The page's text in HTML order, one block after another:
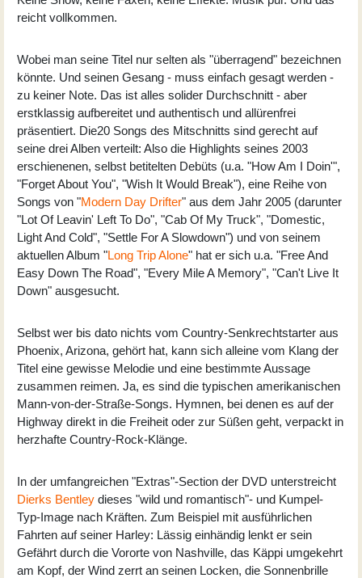
reicht vollkommen.
Wobei man seine Titel nur selten als "überragend" bezeichnen
könnte. Und seinen Gesang - muss einfach gesagt werden -
zu keiner Note. Das ist alles solider Durchschnitt - aber
erstklassig aufbereitet und authentisch und allürenfrei
präsentiert. Die20 Songs des Mitschnitts sind gerecht auf
seine drei Alben verteilt: Also die Highlights seines 2003
erschienenen, selbst betitelten Debüts (u.a. "How Am I Doin'",
"Forget About You", "Wish It Would Break"), eine Reihe von
Songs von "Modern Day Drifter" aus dem Jahr 2005 (darunter
"Lot Of Leavin' Left To Do", "Cab Of My Truck", "Domestic,
Light And Cold", "Settle For A Slowdown") und von seinem
aktuellen Album "Long Trip Alone" hat er sich u.a. "Free And
Easy Down The Road", "Every Mile A Memory", "Can't Live It
Down" ausgesucht.
Selbst wer bis dato nichts vom Country-Senkrechtstarter aus
Phoenix, Arizona, gehört hat, kann sich alleine vom Klang der
Titel eine gewisse Melodie und eine bestimmte Aussage
zusammen reimen. Ja, es sind die typischen amerikanischen
Mann-von-der-Straße-Songs. Hymnen, bei denen es auf der
Highway direkt in die Freiheit oder zur Süßen geht, verpackt in
herzhafte Country-Rock-Klänge.
In der umfangreichen "Extras"-Section der DVD unterstreicht
Dierks Bentley dieses "wild und romantisch"- und Kumpel-
Typ-Image nach Kräften. Zum Beispiel mit ausführlichen
Fahrten auf seiner Harley: Lässig einhändig lenkt er sein
Gefährt durch die Vororte von Nashville, das Käppi umgekehrt
am Kopf, der Wind zerrt an seinen Locken, die Sonnenbrille